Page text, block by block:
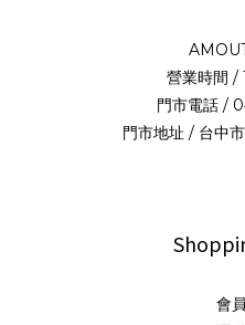
營業時間 /
門市電話 /
門市地址 / 台中
會